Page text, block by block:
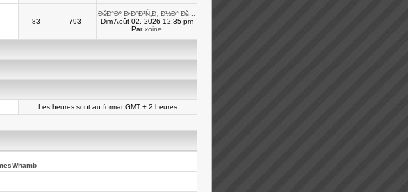
83 793
ÐšÐ°Ðº Ð·Ð°Ð¹Ñ‚Ð¸ Ð½Ð° Ðš...
Dim Août 02, 2026 12:35 pm
Parxoine
Les heures sont au format GMT + 2 heures